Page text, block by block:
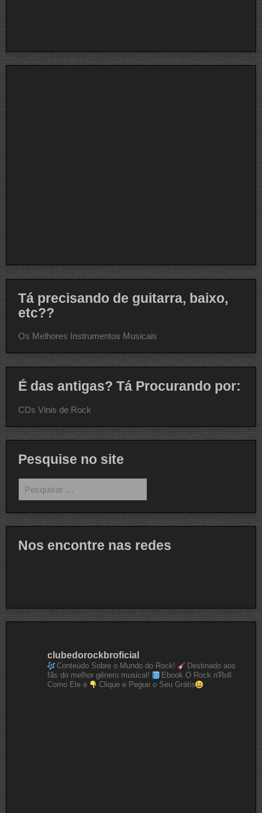
Tá precisando de guitarra, baixo,
etc??
Os Melhores Instrumentos Musicais
É das antigas? Tá Procurando por:
CDs Vinis de Rock
Pesquise no site
por:
Nos encontre nas redes
clubedorockbroficial
Conteúdo Sobre o Mundo do Rock!
Destinado aos
fãs do melhor gênero musical!
Ebook O Rock n'Roll
Como Ele é
Clique e Pegue o Seu Grátis